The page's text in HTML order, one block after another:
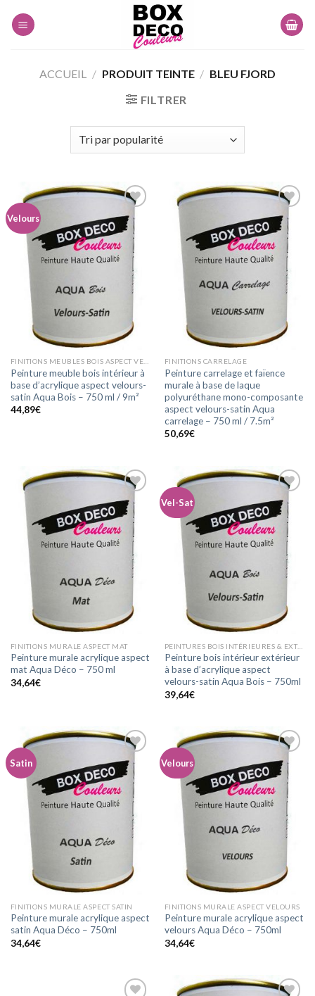
ACCUEIL / PRODUIT TEINTE / BLEU FJORD
FILTRER
Velours
Ajouter
à la
wishlist
Peinture meuble bois intérieur à
base d’acrylique aspect velours-
satin Aqua Bois – 750 ml / 9m²
44,89€
Ajouter
à la
wishlist
FINITIONS CARRELAGE
Peinture carrelage et faïence
murale à base de laque
polyuréthane mono-composante
aspect velours-satin Aqua
carrelage – 750 ml / 7.5m²
50,69€
Ajouter
à la
wishlist
FINITIONS MURALE ASPECT MAT
Peinture murale acrylique aspect
mat Aqua Déco – 750 ml
34,64€
Vel-Sat
Ajouter
à la
wishlist
PEINTURES BOIS INTÉRIEURES & EXTÉRIEURES ASPECT VELOURS-SATIN
Peinture bois intérieur extérieur
à base d’acrylique aspect
velours-satin Aqua Bois – 750ml
39,64€
Satin
Ajouter
à la
wishlist
FINITIONS MURALE ASPECT SATIN
Peinture murale acrylique aspect
satin Aqua Déco – 750ml
34,64€
Velours
Ajouter
à la
wishlist
FINITIONS MURALE ASPECT VELOURS
Peinture murale acrylique aspect
velours Aqua Déco – 750ml
34,64€